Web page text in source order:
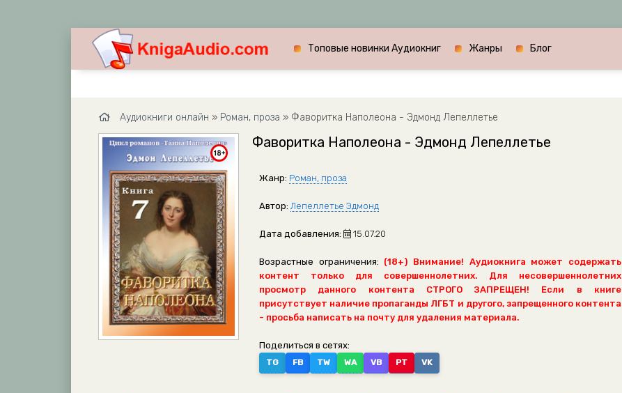
Топовые новинки Аудиокниг Жанры Блог
Аудиокниги онлайн » Роман, проза » Фаворитка Наполеона - Эдмонд Лепеллетье
Фаворитка Наполеона - Эдмонд Лепеллетье
Жанр: Роман, проза
Автор: Лепеллетье Эдмонд
Дата добавления: 15.07.20
Возрастные ограничения: (18+) Внимание! Аудиокнига может содержать
контент только для совершеннолетних. Для несовершеннолетних
просмотр данного контента СТРОГО ЗАПРЕЩЕН! Если в книге
присутствует наличие пропаганды ЛГБТ и другого, запрещенного контента
- просьба написать на почту для удаления материала.
Поделиться в сетях:
TG FB TW WA VB PT VK